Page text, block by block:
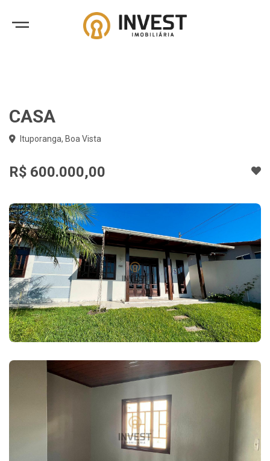
CASA
Ituporanga, Boa Vista
R$ 600.000,00